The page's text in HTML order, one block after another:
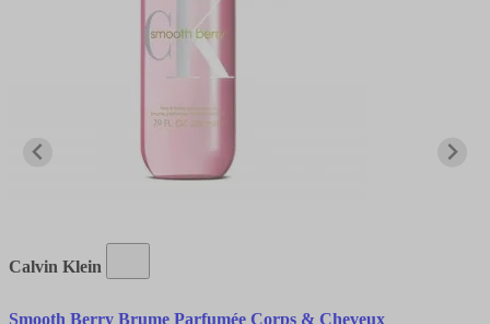
Calvin Klein
Smooth Berry Brume Parfumée Corps & Cheveux